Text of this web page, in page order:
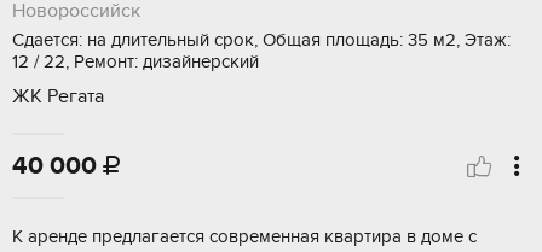
Новороссийск
Сдается: на длительный срок, Общая площадь: 35 м2, Этаж:
12 / 22, Ремонт: дизайнерский
ЖК Регата
40 000 
К аренде предлагается современная квартира в доме с